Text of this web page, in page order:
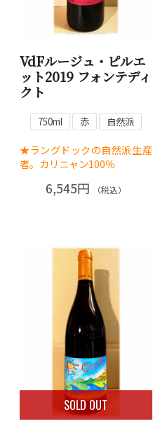
VdFルージュ・ピルエ
ット2019 フォンテディ
クト
750ml 赤 自然派
★ラングドックの自然派生産
者。カリニャン100％
6,545円 （税込）
SOLD OUT